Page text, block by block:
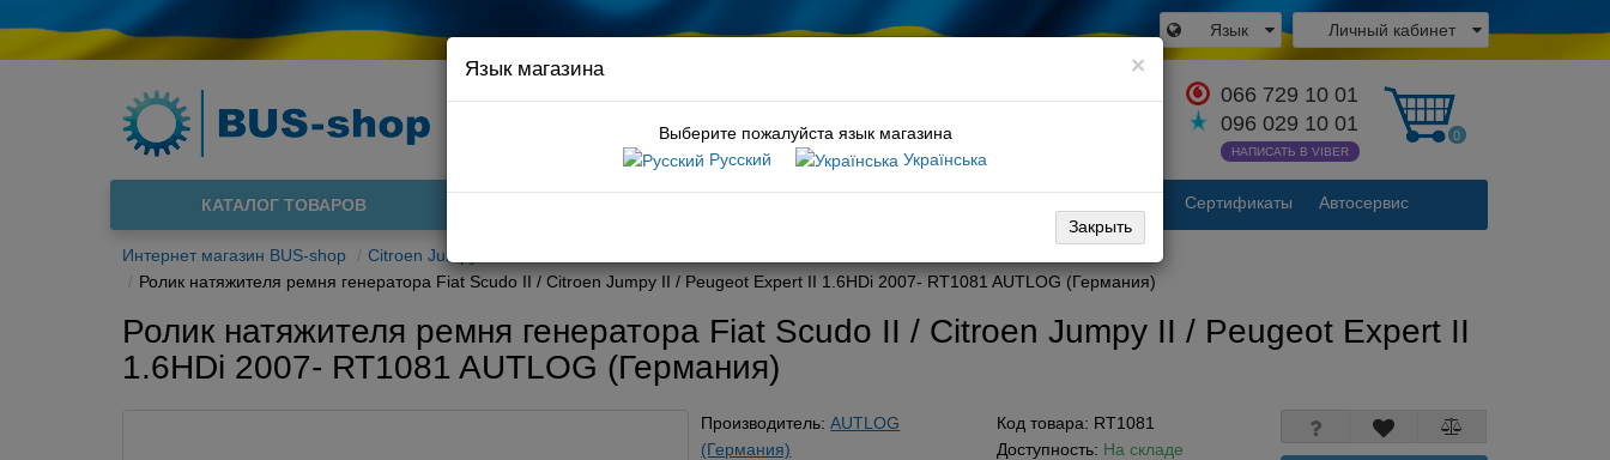
Личный кабинет
Язык
Связаться с
066 729 10 01
096 029 10 01
НАПИСАТЬ В VIBER
0
шкив коленвала t4
Сертификаты Автосервис
КАТАЛОГ ТОВАРОВ
Интернет магазин BUS-shop
Citroen Jumpy II 2007-
Ролик натяжителя ремня генератора Fiat Scudo II / Citroen Jumpy II / Peugeot Expert II 1.6HDi 2007- RT1081 AUTLOG (Германия)
×
Язык магазина
Выберите пожалуйста язык магазина
Русский
Українська
Закрыть
Ролик натяжителя ремня генератора Fiat Scudo II / Citroen Jumpy II / Peugeot Expert II
1.6HDi 2007- RT1081 AUTLOG (Германия)
Производитель:AUTLOG
(Германия)
Код товара: RT1081
Доступность: На складе